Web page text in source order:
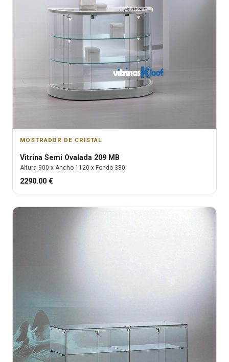
MOSTRADOR DE CRISTAL
Vitrina Semi Ovalada 209 MB
Altura 900 x Ancho 1120 x Fondo 380
2290.00 €